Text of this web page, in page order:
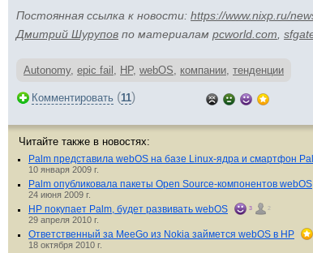
Постоянная ссылка к новости: https://www.nixp.ru/
Дмитрий Шурупов по материалам pcworld.com
Autonomy, epic fail , HP, webOS, компании, тенденции
Комментировать (11)
Читайте также в новостях:
Palm представила webOS на базе Linux-ядра и смартфон
10 января 2009 г.
Palm опубликовала пакеты Open Source-компонентов webOS
24 июня 2009 г.
HP покупает Palm, будет развивать webOS 3 2
29 апреля 2010 г.
Ответственный за MeeGo из Nokia займется webOS в HP
18 октября 2010 г.